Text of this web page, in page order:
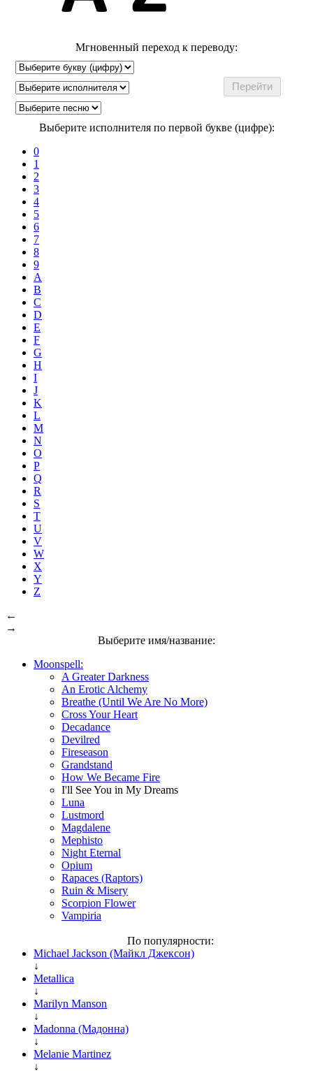
Мгновенный переход к переводу:
Выберите исполнителя по первой букве (цифре):
0
1
2
3
4
5
6
7
8
9
A
B
C
D
E
F
G
H
I
J
K
L
M
N
O
P
Q
R
S
T
U
V
W
X
Y
Z
←
→
Выберите имя/название:
Moonspell:
A Greater Darkness
An Erotic Alchemy
Breathe (Until We Are No More)
Cross Your Heart
Decadance
Devilred
Fireseason
Grandstand
How We Became Fire
I'll See You in My Dreams
Luna
Lustmord
Magdalene
Mephisto
Night Eternal
Opium
Rapaces (Raptors)
Ruin & Misery
Scorpion Flower
Vampiria
По популярности:
Michael Jackson (Майкл Джексон)
↓
Metallica
↓
Marilyn Manson
↓
Madonna (Мадонна)
↓
Melanie Martinez
↓